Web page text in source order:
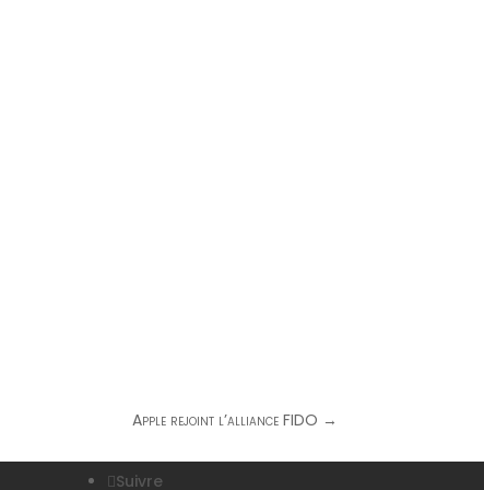
Apple rejoint l’alliance FIDO →
Suivre